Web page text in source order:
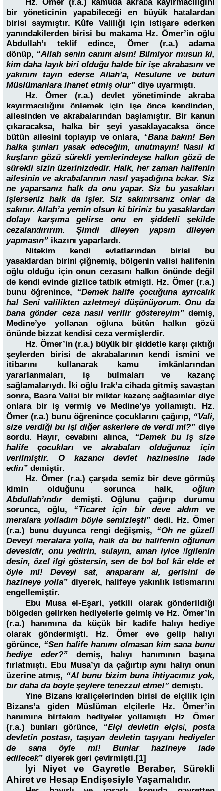
Hz. Ömer (r.a.) kamuda akraba kayırmacılığını
bir yöneticinin yapabileceği en büyük hatalardan
birisi saymıştır. Kûfe Valiliği için istişare ederken
yanındakilerden birisi bu makama Hz. Ömer’in oğlu
Abdullah’ı teklif edince, Ömer (r.a.) adama
dönüp, “Allah senin canını alsın! Bilmiyor musun ki,
kim daha layık biri olduğu halde bir işe akrabasını ve
yakınını tayin ederse Allah’a, Resulüne ve bütün
Müslümanlara ihanet etmiş olur” diye uyarmıştı.
Hz. Ömer (r.a.) devlet yönetiminde akraba
kayırmacılığını önlemek için işe önce kendinden,
ailesinden ve akrabalarından başlamıştır. Bir kanun
çıkaracaksa, halka bir şeyi yasaklayacaksa önce
bütün ailesini toplayıp ve onlara, “Bana bakın! Ben
halka şunları yasak edeceğim, unutmayın! Nasıl ki
kuşların gözü sürekli yemlerindeyse halkın gözü de
sürekli sizin üzerinizdedir. Halk, her zaman halifenin
ailesinin ve akrabalarının nasıl yaşadığına bakar. Siz
ne yaparsanız halk da onu yapar. Siz bu yasakları
işlerseniz halk da işler. Siz sakınırsanız onlar da
sakınır. Allah’a yemin olsun ki biriniz bu yasaklardan
dolayı karşıma gelirse onu en şiddetli şekilde
cezalandırırım. Şimdi dileyen yapsın dileyen
yapmasın” ikazını yaparlardı.
Nitekim kendi evlatlarından birisi bu
yasaklardan birini çiğnemiş, bölgenin valisi halifenin
oğlu olduğu için onun cezasını halkın önünde değil
de kendi evinde gizlice tatbik etmişti. Hz. Ömer (r.a.)
bunu öğrenince, “Demek halife çocuğuna ayrıcalık
ha! Seni valilikten azletmeyi düşünüyorum. Onu da
bana gönder ceza nasıl verilir göstereyim”demiş,
Medine’ye yollanan oğluna bütün halkın gözü
önünde bizzat kendisi ceza vermişlerdir.
Hz. Ömer’in (r.a.) büyük bir şiddetle karşı çıktığı
şeylerden birisi de akrabalarının kendi ismini ve
itibarını kullanarak kamu imkânlarından
yararlanmaları, iş bulmaları ve kazanç
sağlamalarıydı. İki oğlu Irak’a cihada gitmiş savaştan
sonra, Basra Valisi bir miktar kazanç sağlasınlar diye
onlara bir iş vermiş ve Medine’ye yollamıştı. Hz.
Ömer (r.a.) bunu öğrenince çocuklarını çağırıp, “Vali,
size verdiği bu işi diğer askerlere de verdi mi?” diye
sordu. Hayır, cevabını alınca, “Demek bu iş size
halife çocukları ve akrabaları olduğunuz için
verilmiştir. O kazancı devlet hazinesine iade
edin” demiştir.
Hz. Ömer (r.a.) çarşıda semiz bir deve görmüş
kimin olduğunu sorunca halk, oğlun
Abdullah’ındırdemişti. Oğlunu çağırıp durumu
sorunca, oğlu, “Ticaret için bir deve aldım ve
meralara yolladım böyle semizleşti” dedi. Hz. Ömer
(r.a.) bunu duyunca rengi değişmiş, “Oh ne güzel!
Deveyi meralara yolla, halk da bu halifenin oğlunun
devesidir, onu yedirin, sulayın, aman iyice ilgilenin
desin, özel ilgi göstersin, sen de bol bol kâr elde et
öyle mi! Deveyi sat, anaparanı al, gerisini de
hazineye yolla”diyerek, halifeye yakınlık istismarını
engellemiştir.
Ebu Musa el-Eşari, yetkili olarak gönderildiği
bölgeden gelirken hediyelerle gelmiş ve Hz. Ömer’in
(r.a.) hanımına da küçük bir kadife halıyı hediye
olarak göndermişti. Hz. Ömer eve gelip halıyı
görünce, “Sen halife hanımı olmasan kim sana bunu
hediye eder?”demiş, halıyı hanımının başına
fırlatmıştı. Ebu Musa’yı da çağırtıp aynı halıyı onun
üzerine atmış, “Al bunu bizim buna ihtiyacımız yok,
bir daha da böyle şeylere tenezzül etme!” demişti.
Yine Bizans kraliçelerinden birisi de elçilik için
Bizans’a giden Müslüman elçilerle Hz. Ömer’in
hanımına birtakım hediyeler yollamıştı. Hz. Ömer
(r.a.) bunları görünce, “Elçi devletin elçisi, posta
devletin postası, taşıyan devletin taşıyanı hediyeler
de sana öyle mi! Bunlar hazineye iade
edilecek” diyerek geri çevirmişti.[1]
İyi Niyet ve Gayretle Beraber, Sürekli
Ahiret ve Hesap Endişesiyle Yaşamalıdır.